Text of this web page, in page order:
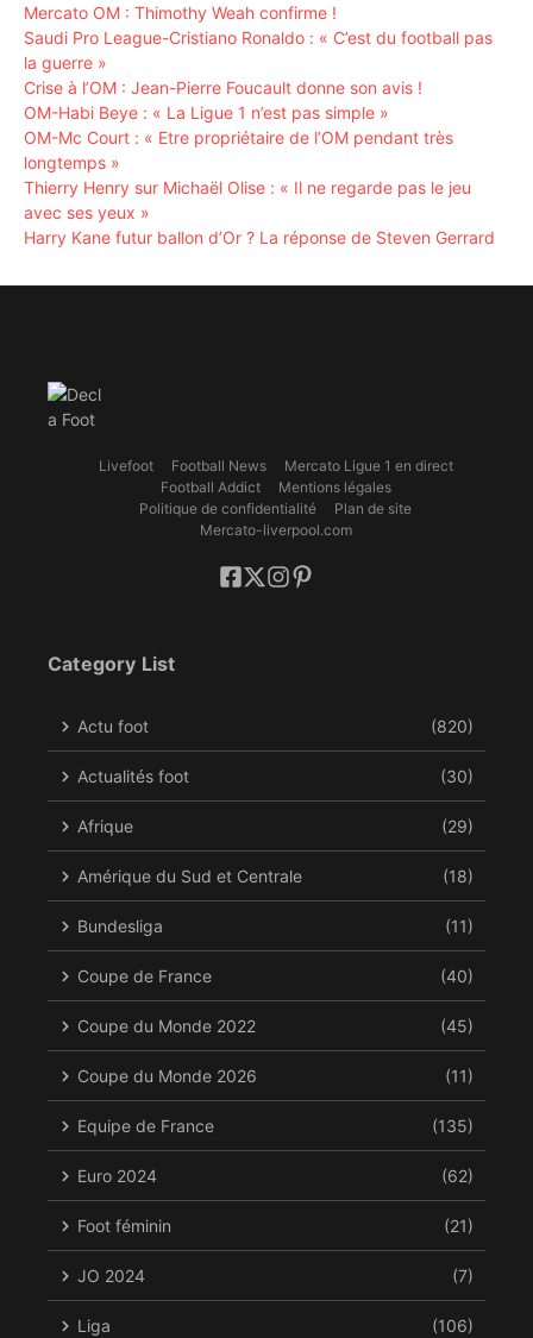
Mercato OM : Thimothy Weah confirme !
Saudi Pro League-Cristiano Ronaldo : « C’est du football pas
la guerre »
Crise à l’OM : Jean-Pierre Foucault donne son avis !
OM-Habi Beye : « La Ligue 1 n’est pas simple »
OM-Mc Court : « Etre propriétaire de l’OM pendant très
longtemps »
Thierry Henry sur Michaël Olise : « Il ne regarde pas le jeu
avec ses yeux »
Harry Kane futur ballon d’Or ? La réponse de Steven Gerrard
Livefoot Football News
Mercato Ligue 1 en direct
Football Addict
Mentions légales
Politique de confidentialité
Plan de site
Mercato-liverpool.com
Category List
Actu foot (820)
Actualités foot (30)
Afrique (29)
Amérique du Sud et Centrale (18)
Bundesliga (11)
Coupe de France (40)
Coupe du Monde 2022 (45)
Coupe du Monde 2026 (11)
Equipe de France (135)
Euro 2024 (62)
Foot féminin (21)
JO 2024 (7)
Liga (106)